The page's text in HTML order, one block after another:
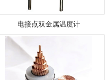
电接点双金属温度计